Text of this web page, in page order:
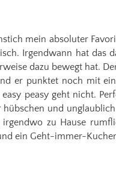
mein absoluter
Irgendwann hat das
dazu bewegt hat.
er punktet noch mit
peasy geht nicht.
und
zu Hause
ein Geht-immer-